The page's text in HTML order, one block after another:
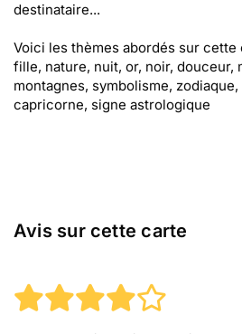
destinataire...
Voici les thèmes abordés sur cette
fille, nature, nuit, or, noir, douceur,
montagnes, symbolisme,
capricorne, signe astrologique
Avis sur cette carte